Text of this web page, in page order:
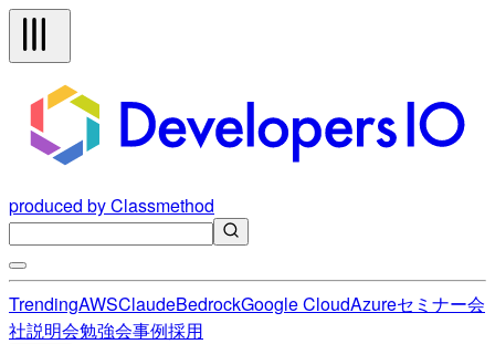
produced by Classmethod
TrendingAWSClaudeBedrockGoogle CloudAzureセミナー会
社説明会勉強会事例採用